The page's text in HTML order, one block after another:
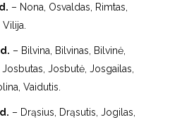
– Nona, Osvaldas, Rimtas,
– Bilvina, Bilvinas, Bilvinė,
Josbutas, Josbutė, Josgailas,
Vaidutis.
– Drąsius, Drąsutis, Jogilas,